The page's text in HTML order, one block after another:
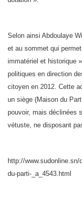
Selon ainsi Abdoulaye
et au sommet qui
immatériel et historique
politiques en direction
citoyen en 2012. Cette
un siège (Maison du
pouvoir, mais déclinées
vétuste, ne disposant
http://
du-parti-_a_4543.html